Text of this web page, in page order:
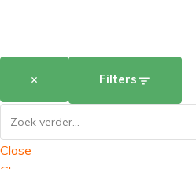
× Filters
Close